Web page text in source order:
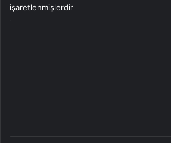
işaretlenmişlerdir